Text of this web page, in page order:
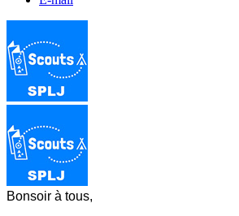
Bonsoir à tous,